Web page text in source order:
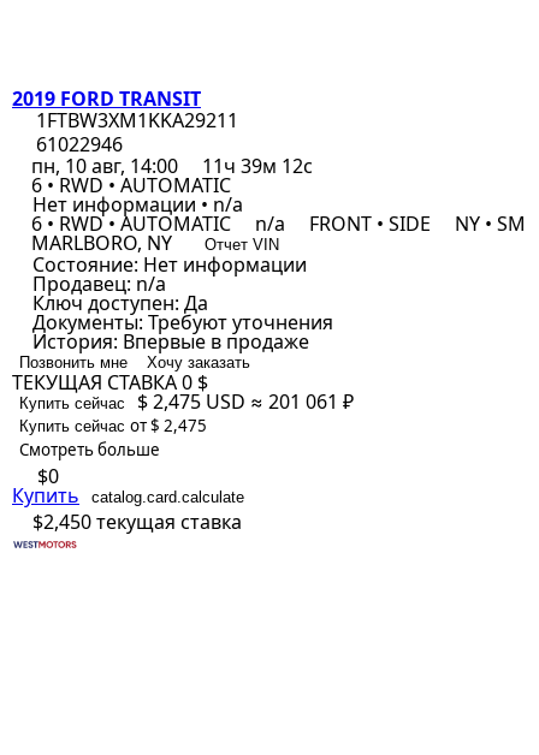
2019 FORD TRANSIT
1FTBW3XM1KKA29211
61022946
пн, 10 авг, 14:00
11ч 39м 12с
6 • RWD • AUTOMATIC
Нет информации • n/a
6 • RWD • AUTOMATIC n/a FRONT • SIDE NY • SM
MARLBORO, NY Отчет VIN
Состояние: Нет информации
Продавец: n/a
Ключ доступен: Да
Документы: Требуют уточнения
История: Впервые в продаже
Позвонить мне Хочу заказать
ТЕКУЩАЯ СТАВКА0 $
Купить сейчас $ 2,475 USD ≈ 201 061 ₽
Купить сейчас от $ 2,475
Смотреть больше
$0
Купить catalog.card.calculate
$2,450текущая ставка